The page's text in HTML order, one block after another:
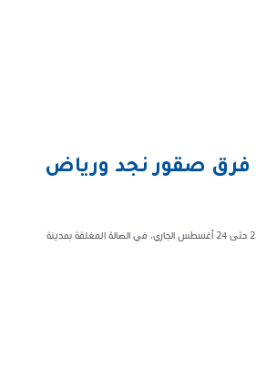
فرق صقور نجد ورياض
اختتمت بطولة منطقة الباحة للهوكي "للرجال" والبطولة النسائية الثانية للهوكي التي أقيمت منافساتها خلال الفترة من 23 حتى 24 أغسطس الجاري، في الصالة المغلقة بمدينة